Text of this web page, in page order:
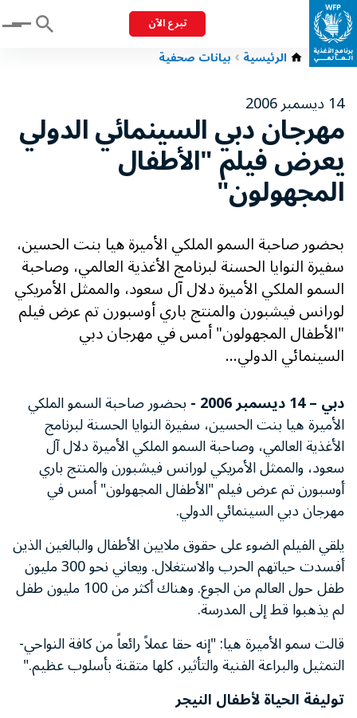
تبرع الآن Menu
الرئيسية بيانات صحفية
14 ديسمبر 2006
مهرجان دبي السينمائي الدولي
يعرض فيلم "الأطفال
المجهولون"
بحضور صاحبة السمو الملكي الأميرة هيا بنت الحسين،
سفيرة النوايا الحسنة لبرنامج الأغذية العالمي، وصاحبة
السمو الملكي الأميرة دلال آل سعود، والممثل الأمريكي
لورانس فيشبورن والمنتج باري أوسبورن تم عرض فيلم
"الأطفال المجهولون" أمس في مهرجان دبي
السينمائي الدولي...
دبي – 14 ديسمبر 2006 - بحضور صاحبة السمو الملكي
الأميرة هيا بنت الحسين، سفيرة النوايا الحسنة لبرنامج
الأغذية العالمي، وصاحبة السمو الملكي الأميرة دلال آل
سعود، والممثل الأمريكي لورانس فيشبورن والمنتج باري
أوسبورن تم عرض فيلم "الأطفال المجهولون" أمس في
مهرجان دبي السينمائي الدولي.
يلقي الفيلم الضوء على حقوق ملايين الأطفال والبالغين الذين
أفسدت حياتهم الحرب والاستغلال. ويعاني نحو 300 مليون
طفل حول العالم من الجوع. وهناك أكثر من 100 مليون طفل
لم يذهبوا قط إلى المدرسة.
قالت سمو الأميرة هيا: "إنه حقا عملاً رائعاً من كافة النواحي-
التمثيل والبراعة الفنية والتأثير، كلها متقنة بأسلوب عظيم."
توليفة الحياة لأطفال النيجر